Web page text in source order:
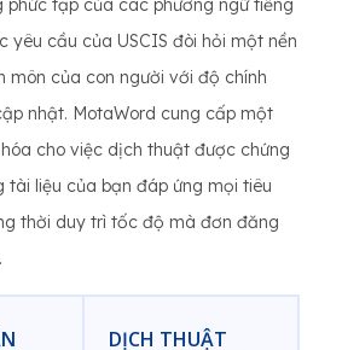
phức tạp của các phương ngữ tiếng
yêu cầu của USCIS đòi hỏi một nền
môn của con người với độ chính
nhật. MotaWord cung cấp một
cho việc dịch thuật được chứng
tài liệu của bạn đáp ứng mọi tiêu
thời duy trì tốc độ mà đơn đăng
DỊCH THUẬT